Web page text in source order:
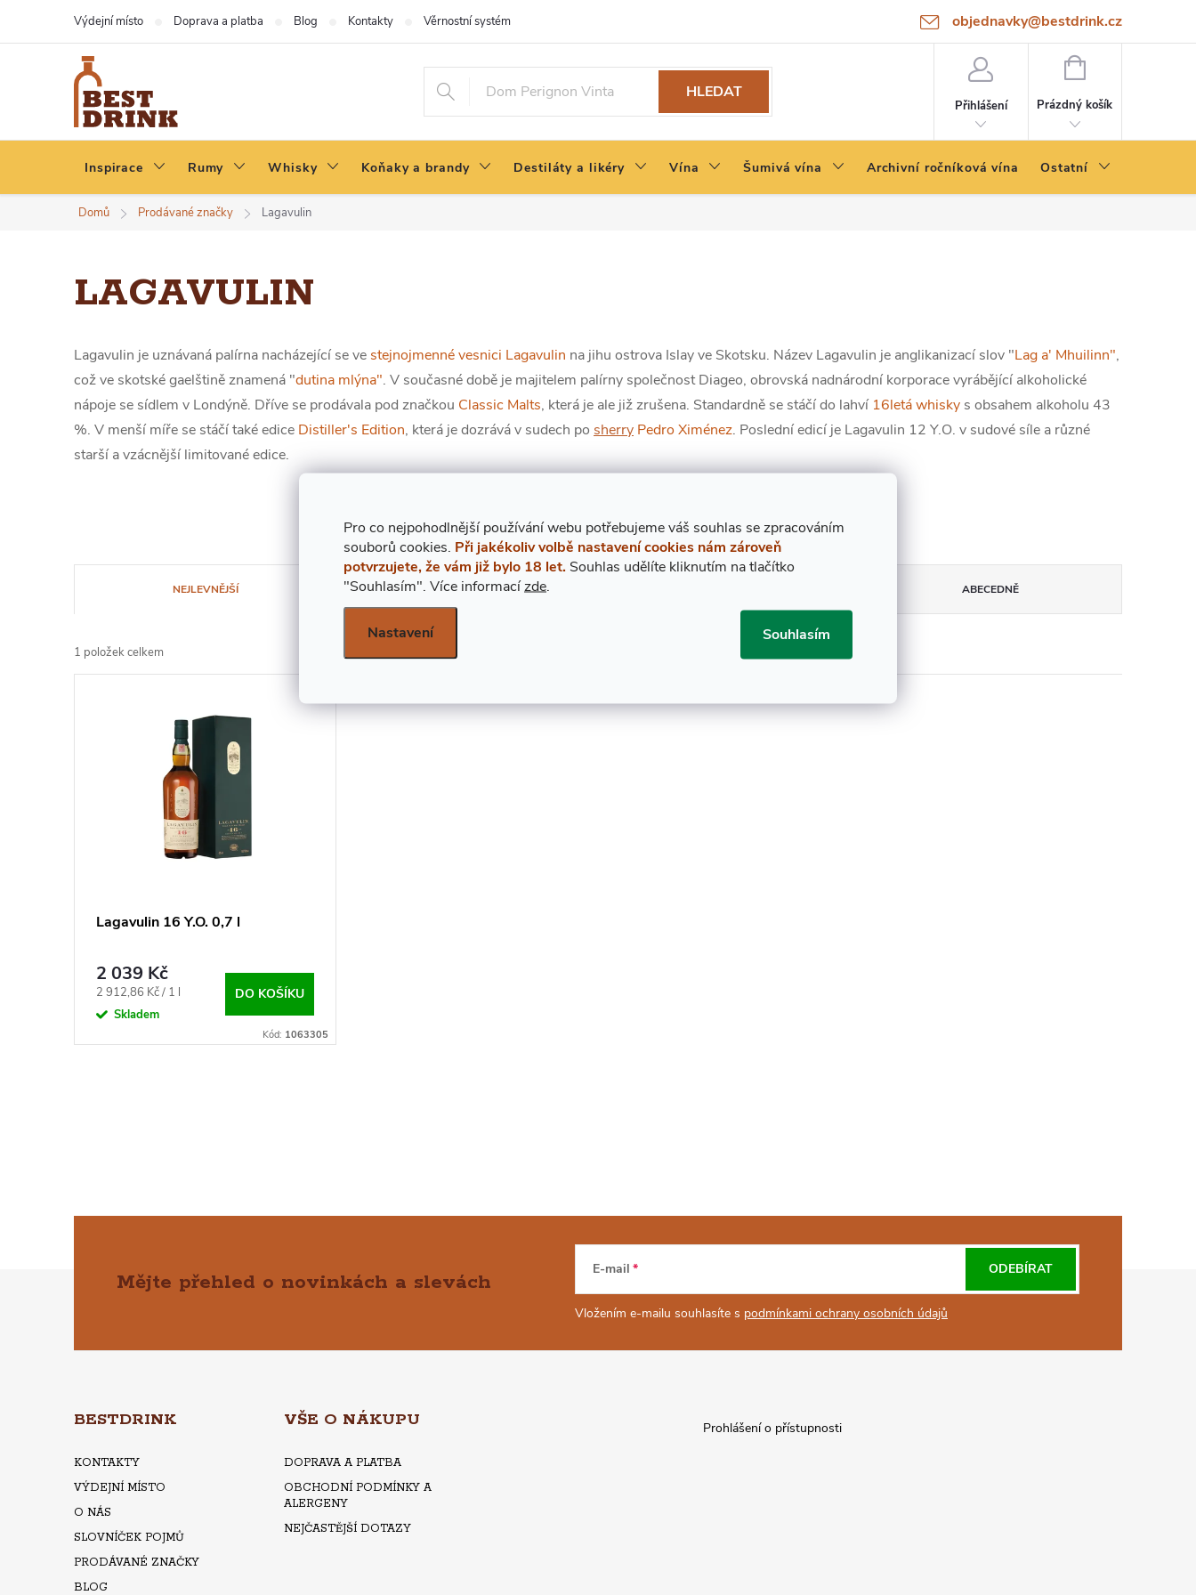
Pro co nejpohodlnější používání webu potřebujeme váš souhlas se zpracováním
souborů cookies. Při jakékoliv volbě nastavení cookies nám zároveň
potvrzujete, že vám již bylo 18 let. Souhlas udělíte kliknutím na tlačítko
"Souhlasím". Více informacízde.
Nastavení Souhlasím
objednavky@bestdrink.cz
Výdejní místo Doprava a platba Blog Kontakty Věrnostní systém
HLEDAT
Přihlášení
NÁKUPNÍ
Prázdný košík
Inspirace Rumy Whisky Koňaky a brandy Destiláty a likéry Vína Šumivá vína Archivní ročníková vína Ostatní
Domů Prodávané značky Lagavulin
LAGAVULIN
Lagavulin je uznávaná palírna nacházející se ve stejnojmenné vesnici Lagavulin na jihu ostrova Islay ve Skotsku. Název Lagavulin je anglikanizací slov "Lag a' Mhuilinn",
což ve skotské gaelštině znamená "dutina mlýna". V současné době je majitelem palírny společnost Diageo, obrovská nadnárodní korporace vyrábějící alkoholické
nápoje se sídlem v Londýně. Dříve se prodávala pod značkou Classic Malts, která je ale již zrušena. Standardně se stáčí do lahví 16letá whisky s obsahem alkoholu 43
%. V menší míře se stáčí také edice Distiller's Edition, která je dozrává v sudech po sherry Pedro Ximénez. Poslední edicí je Lagavulin 12 Y.O. v sudové síle a různé
starší a vzácnější limitované edice.
Z
D
NEJLEVNĚJŠÍ NEJDRAŽŠÍ ABECEDNĚ
1 položek celkem
O
D
Ů
Lagavulin 16 Y.O. 0,7 l
2 039 Kč
Měrná
cena:
2 912,86 Kč / 1 l
Skladem
DO KOŠÍKU
Kód: 1063305
Á
Í
R
V
K
Y
V
Mějte přehled o novinkách a slevách
E-mail
Vložením e-mailu souhlasíte s podmínkami ochrany osobních údajů
ODEBÍRAT
BESTDRINK
KONTAKTY
VÝDEJNÍ MÍSTO
O NÁS
SLOVNÍČEK POJMŮ
PRODÁVANÉ ZNAČKY
BLOG
VŠE O NÁKUPU
DOPRAVA A PLATBA
OBCHODNÍ PODMÍNKY A
ALERGENY
NEJČASTĚJŠÍ DOTAZY
Prohlášení o přístupnosti